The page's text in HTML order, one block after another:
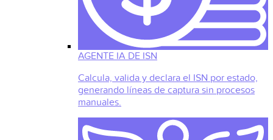
AGENTE IA DE ISN
Calcula, valida y declara el ISN por estado,
generando líneas de captura sin procesos
manuales.